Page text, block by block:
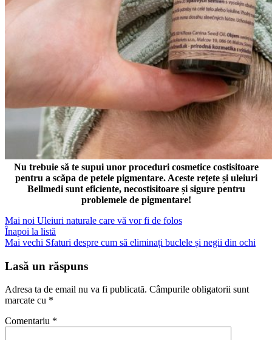
Nu trebuie să te supui unor proceduri cosmetice costisitoare
pentru a scăpa de petele pigmentare. Aceste rețete și uleiuri
Bellmedi sunt eficiente, necostisitoare și sigure pentru
problemele de pigmentare!
Mai noi Uleiuri naturale care vă vor fi de folos
Înapoi la listă
Mai vechi Sfaturi despre cum să eliminați buclele și negii din ochi
Lasă un răspuns
Adresa ta de email nu va fi publicată. Câmpurile obligatorii sunt
marcate cu *
Comentariu *